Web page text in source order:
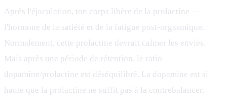
Après l'éjaculation, ton corps libère de la prolactine —
l'hormone de la satiété et de la fatigue post-orgasmique.
Normalement, cette prolactine devrait calmer les envies.
Mais après une période de rétention, le ratio
dopamine/prolactine est déséquilibré. La dopamine est si
haute que la prolactine ne suffit pas à la contrebalancer.